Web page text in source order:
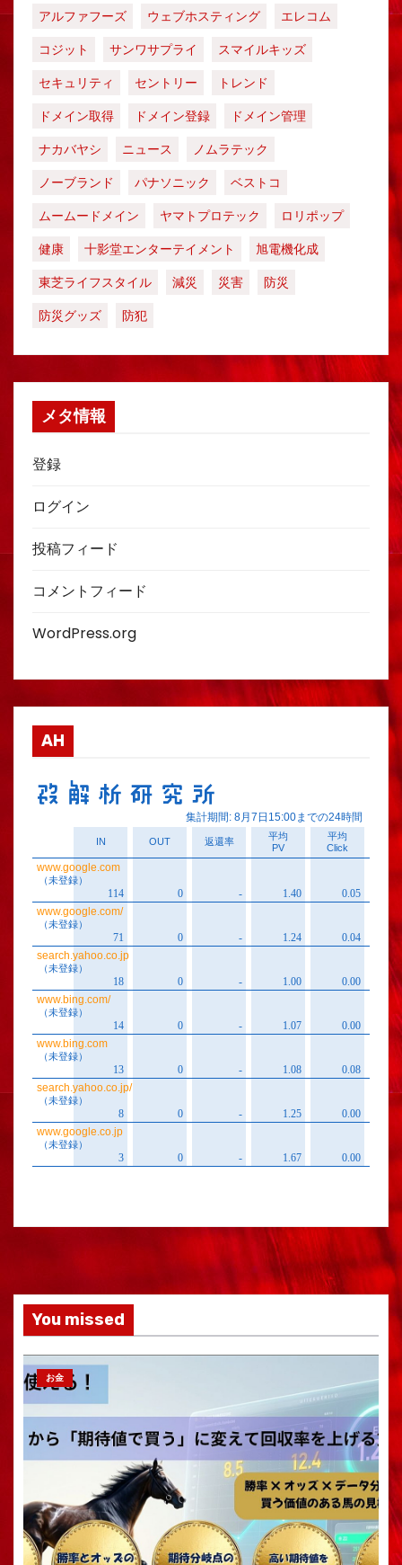
アルファフーズ ウェブホスティング
エレコム
コジット
サンワサプライ
スマイルキッズ
セキュリティ
セントリー
トレンド
ドメイン取得
ドメイン登録
ドメイン管理
ナカバヤシ
ニュース
ノムラテック
ノーブランド
パナソニック
ベストコ
ムームードメイン
ヤマトプロテック
ロリポップ
健康
十影堂エンターテイメント
旭電機化成
東芝ライフスタイル
減災 災害
防災
防災グッズ
防犯
メタ情報
登録
ログイン
投稿フィード
コメントフィード
WordPress.org
AH
You missed
お金